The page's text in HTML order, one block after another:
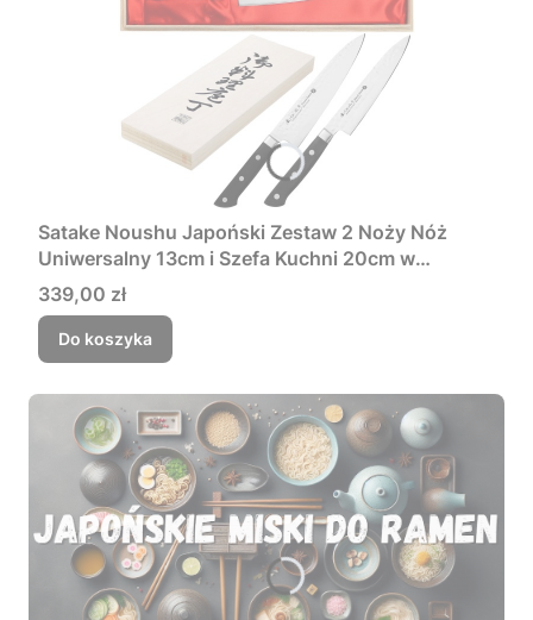
Satake Noushu Japoński Zestaw 2 Noży Nóż
Uniwersalny 13cm i Szefa Kuchni 20cm w
Drewnianym Etui
Cena
339,00 zł
Do koszyka